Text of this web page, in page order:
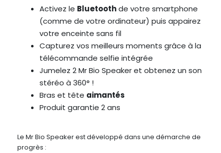
Activez le Bluetoothde votre smartphone
(comme de votre ordinateur) puis appairez
votre enceinte sans fil
Capturez vos meilleurs moments grâce à la
télécommande selfie intégrée
Jumelez 2 Mr Bio Speaker et obtenez un son
stéréo à 360° !
Bras et tête aimantés
Produit garantie 2 ans
Le Mr Bio Speaker est développé dans une démarche de
progrès :